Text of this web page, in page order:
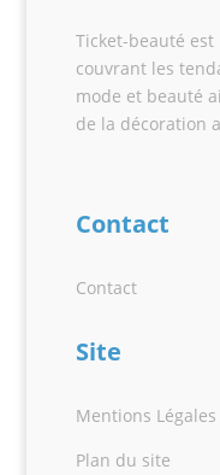
Ticket-beauté
couvrant les
mode et beauté
de la décoration
Contact
Contact
Site
Mentions Légales
Plan du site